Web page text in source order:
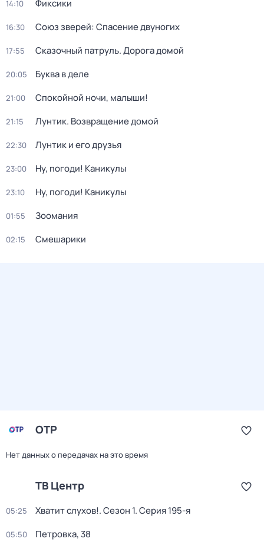
14:10 Фиксики
16:30 Союз зверей: Спасение двуногих
17:55 Сказочный патруль. Дорога домой
20:05 Буква в деле
21:00 Спокойной ночи, малыши!
21:15 Лунтик. Возвращение домой
22:30 Лунтик и его друзья
23:00 Ну, погоди! Каникулы
23:10 Ну, погоди! Каникулы
01:55 Зоомания
02:15 Смешарики
ОТР
Нет данных о передачах на это время
ТВ Центр
05:25 Хватит слухов!. Сезон 1. Серия 195-я
05:50 Петровка, 38